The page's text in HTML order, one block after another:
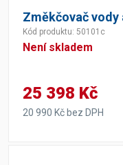
Změkčovač
Kód produktu: 50101c
Není skladem
25 398 Kč
20 990 Kč bez DPH